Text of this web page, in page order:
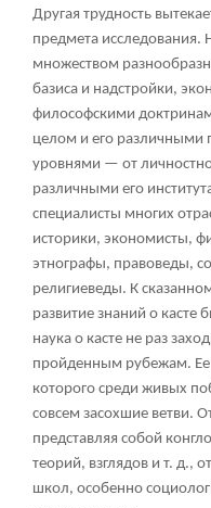
Другая трудность
предмета исследования.
множеством
базиса и надстройки,
философскими
целом и его различными
уровнями — от
различными его
специалисты многих
историки, экономисты,
этнографы, правоведы,
религиеведы. К
развитие знаний о
наука о касте не раз
пройденным рубежам.
которого среди живых
совсем засохшие ветви.
представляя собой
теорий, взглядов и т. д.,
школ, особенно